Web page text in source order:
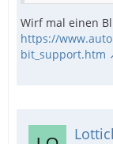
Wirf mal einen
https://
bit_support.htm